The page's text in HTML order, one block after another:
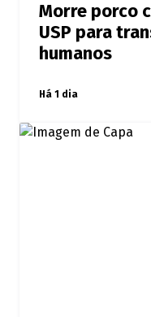
Morre porco
USP para
humanos
Há 1 dia